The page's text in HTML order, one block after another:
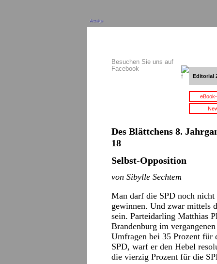
Anzeige
Besuchen Sie uns auf
Facebook
Editorial
Des Blättchens 8.
18
Selbst-Opposition
von Sibylle Sechtem
Man darf die SPD noch nicht
gewinnen. Und zwar mittels
sein. Parteidarling Matthias
Brandenburg im
Umfragen bei 35 Prozent für
SPD, warf er den Hebel
die vierzig Prozent für die